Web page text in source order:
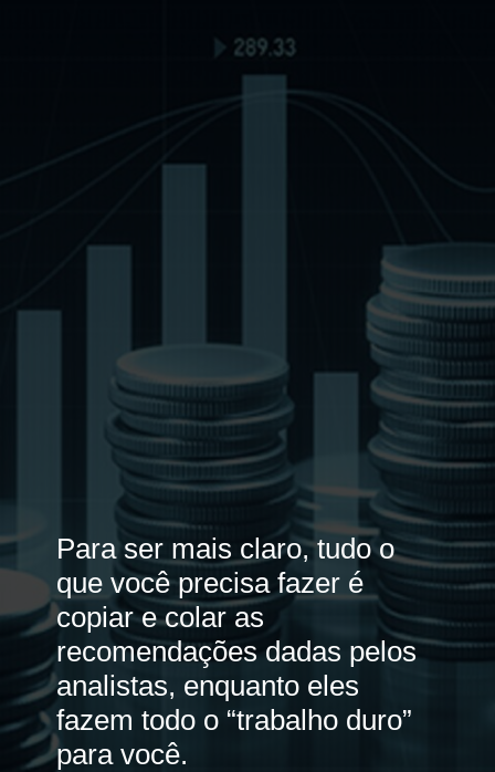
Para ser mais claro, tudo o
que você precisa fazer é
copiar e colar as
recomendações dadas pelos
analistas, enquanto eles
fazem todo o “trabalho duro”
para você.